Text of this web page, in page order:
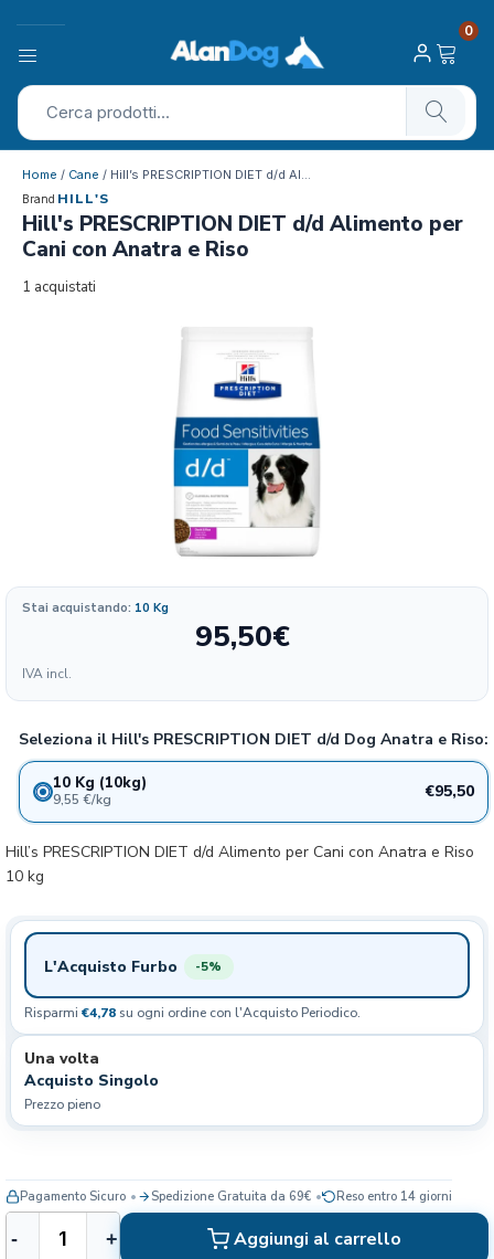
0
Home / Cane / Hill’s PRESCRIPTION DIET d/d Al…
Brand HILL'S
Hill's PRESCRIPTION DIET d/d Alimento per
Cani con Anatra e Riso
1 acquistati
Stai acquistando: 10 Kg
95,50€
IVA incl.
Seleziona il Hill's PRESCRIPTION DIET d/d Dog Anatra e Riso:
10 Kg (10kg)
9,55 €/kg €95,50
Formato
10 Kg
Hill’s PRESCRIPTION DIET d/d Alimento per Cani con Anatra e Riso
10 kg
L'Acquisto Furbo -5%
Risparmi €4,78 su ogni ordine con l'Acquisto Periodico.
Una volta
Acquisto Singolo
Prezzo pieno
i
- + Aggiungi al carrello
Pagamento Sicuro Spedizione Gratuita da 69€ Reso entro 14 giorni